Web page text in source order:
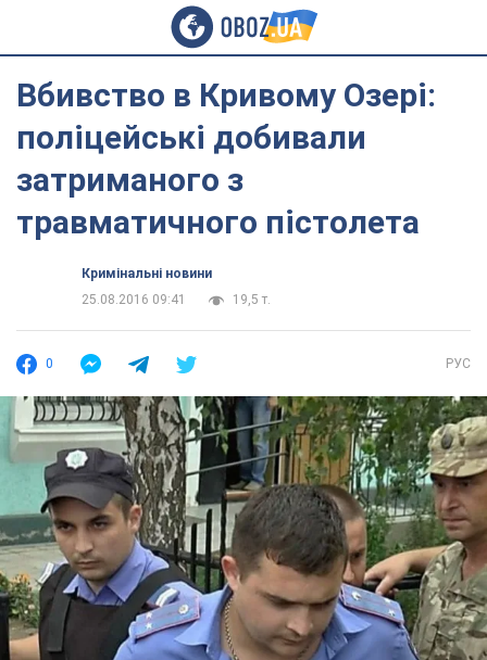
Вбивство в Кривому Озері:
поліцейські добивали
затриманого з
травматичного пістолета
Кримінальні новини
25.08.2016 09:41
19,5 т.
0 РУС